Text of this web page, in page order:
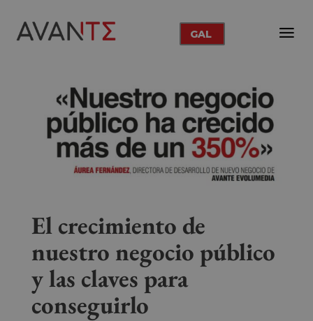
GAL
El crecimiento de
nuestro negocio público
y las claves para
conseguirlo